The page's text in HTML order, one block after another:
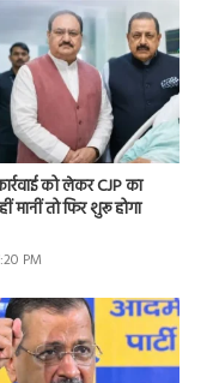
को लेकर CJP का
मानीं तो फिर शुरू होगा
PM